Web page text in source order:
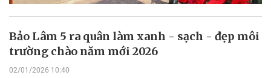
Bảo Lâm 5 ra quân làm xanh - sạch - đẹp môi
trường chào năm mới 2026
02/01/2026 10:40